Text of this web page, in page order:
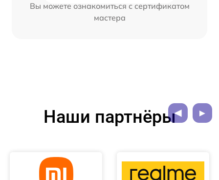
Вы можете ознакомиться с сертификатом
мастера
Наши партнёры